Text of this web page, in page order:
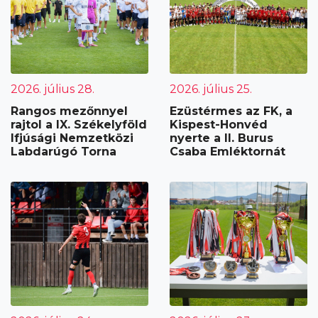
2026. július 28.
Rangos mezőnnyel
rajtol a IX. Székelyföld
Ifjúsági Nemzetközi
Labdarúgó Torna
2026. július 25.
Ezüstérmes az FK, a
Kispest-Honvéd
nyerte a II. Burus
Csaba Emléktornát